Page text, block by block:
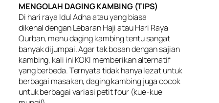
MENGOLAH DAGING KAMBING (TIPS)
Di hari raya Idul Adha atau yang biasa
dikenal dengan Lebaran Haji atau Hari Raya
Qurban, menu daging kambing tentu sangat
banyak dijumpai. Agar tak bosan dengan sajian
kambing, kali ini KOKI memberikan alternatif
yang berbeda. Ternyata tidak hanya lezat untuk
berbagai masakan, daging kambing juga cocok
untuk berbagai variasi petit four (kue-kue